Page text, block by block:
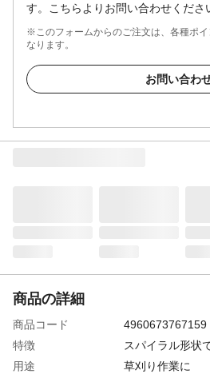
す。こちらよりお問い合わせくださ
※このフォームからのご注文は、各種ポイ
なります。
お問い合わ
商品の詳細
商品コード
4960673767159
特徴
スパイラル形状
用途
草刈り作業に